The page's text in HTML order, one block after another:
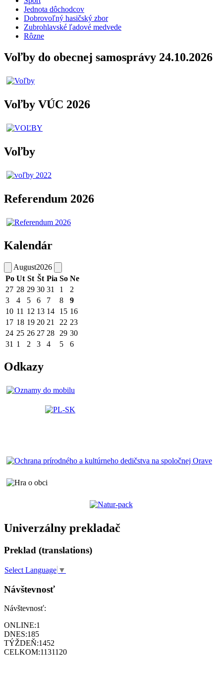
Jednota dôchodcov
Dobrovoľný hasičský zbor
Zubrohlavské ľadové medvede
Rôzne
Voľby do obecnej samosprávy 24.10.2026
Voľby VÚC 2026
Voľby
Referendum 2026
Kalendár
August2026
Po Ut St Št Pia So Ne
27 28 29 30 31 1
2
3
4 5 6 7 8
9
10 11 12 13 14 15 16
17 18 19 20 21 22 23
24 25 26 27 28 29 30
31 1 2 3 4 5 6
Odkazy
Univerzálny prekladač
Preklad (translations)
Select Language ▼
Návštevnosť
Návštevnosť:
ONLINE:1
DNES:185
TÝŽDEŇ:1452
CELKOM:1131120